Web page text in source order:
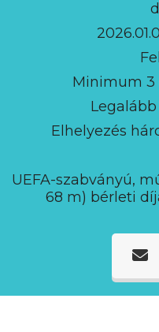
Minimum 3
Elhelyezés
UEFA-szabványú,
68 m) bérleti